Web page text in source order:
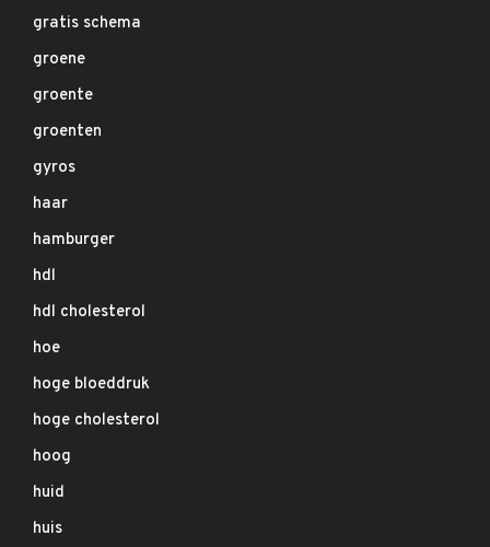
gratis schema
groene
groente
groenten
gyros
haar
hamburger
hdl
hdl cholesterol
hoe
hoge bloeddruk
hoge cholesterol
hoog
huid
huis